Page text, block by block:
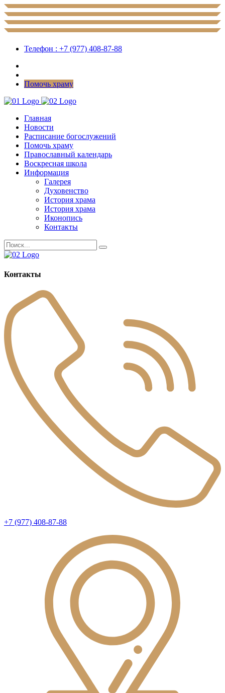
Телефон : +7 (977) 408-87-88
Помочь храму
Главная
Новости
Расписание богослужений
Помочь храму
Православный календарь
Воскресная школа
Информация
Галерея
Духовенство
История храма
История храма
Иконопись
Контакты
Контакты
+7 (977) 408-87-88